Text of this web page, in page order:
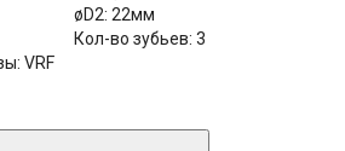
øD2: 22мм
Кол-во зубьев: 3
VRF